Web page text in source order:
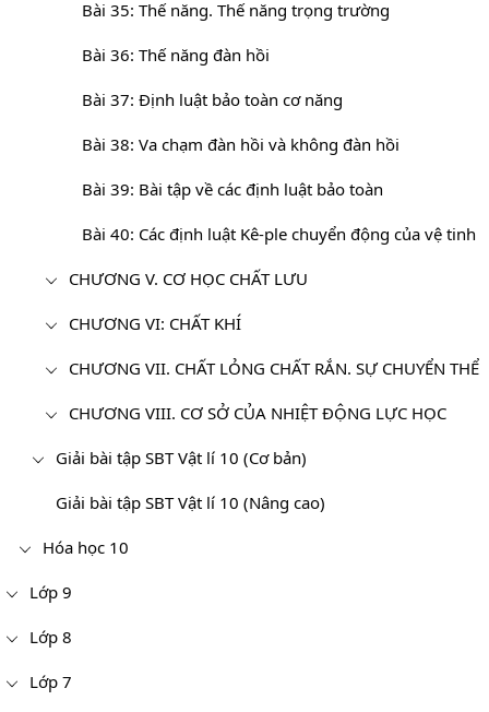
Bài 35: Thế năng. Thế năng trọng trường
Bài 36: Thế năng đàn hồi
Bài 37: Định luật bảo toàn cơ năng
Bài 38: Va chạm đàn hồi và không đàn hồi
Bài 39: Bài tập về các định luật bảo toàn
Bài 40: Các định luật Kê-ple chuyển động của vệ tinh
CHƯƠNG V. CƠ HỌC CHẤT LƯU
CHƯƠNG VI: CHẤT KHÍ
CHƯƠNG VII. CHẤT LỎNG CHẤT RẮN. SỰ CHUYỂN THỂ
CHƯƠNG VIII. CƠ SỞ CỦA NHIỆT ĐỘNG LỰC HỌC
Giải bài tập SBT Vật lí 10 (Cơ bản)
Giải bài tập SBT Vật lí 10 (Nâng cao)
Hóa học 10
Lớp 9
Lớp 8
Lớp 7